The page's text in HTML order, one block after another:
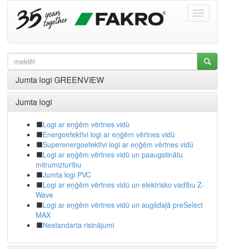
Jumta logi GREENVIEW
Jumta logi
Logi ar eņģēm vērtnes vidū
Energoefektīvi logi ar eņģēm vērtnes vidū
Superenergoefektīvi logi ar eņģēm vērtnes vidū
Logi ar eņģēm vērtnes vidū un paaugstinātu
mitrumizturību
Jumta logi PVC
Logi ar eņģēm vērtnes vidū un elektrisko vadību Z-
Wave
Logi ar eņģēm vērtnes vidū un augšdaļā preSelect
MAX
Nestandarta risinājumi